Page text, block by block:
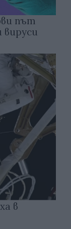
път
вируси
в